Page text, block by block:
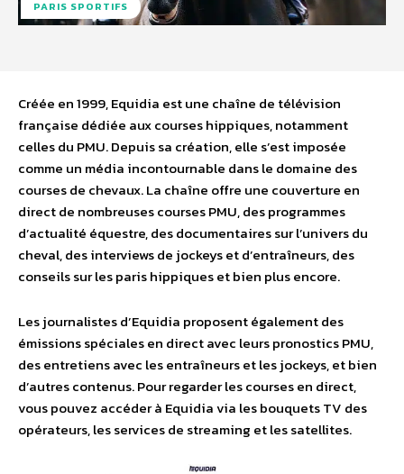
PARIS SPORTIFS
Créée en 1999, Equidia est une chaîne de télévision
française dédiée aux courses hippiques, notamment
celles du PMU. Depuis sa création, elle s’est imposée
comme un média incontournable dans le domaine des
courses de chevaux. La chaîne offre une couverture en
direct de nombreuses courses PMU, des programmes
d’actualité équestre, des documentaires sur l’univers du
cheval, des interviews de jockeys et d’entraîneurs, des
conseils sur les paris hippiques et bien plus encore.
Les journalistes d’Equidia proposent également des
émissions spéciales en direct avec leurs pronostics PMU,
des entretiens avec les entraîneurs et les jockeys, et bien
d’autres contenus. Pour regarder les courses en direct,
vous pouvez accéder à Equidia via les bouquets TV des
opérateurs, les services de streaming et les satellites.